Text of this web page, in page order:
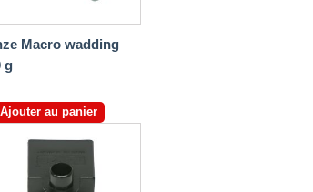
Macro wadding
g
Ajouter au panier